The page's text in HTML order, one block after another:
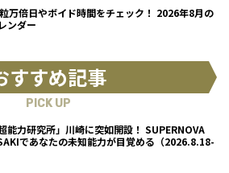
万倍日やボイド時間をチェック！ 2026年8月の
ンダー
すすめ記事
PICK UP
能力研究所」川崎に突如開設！ SUPERNOVA
であなたの未知能力が目覚める（2026.8.18-